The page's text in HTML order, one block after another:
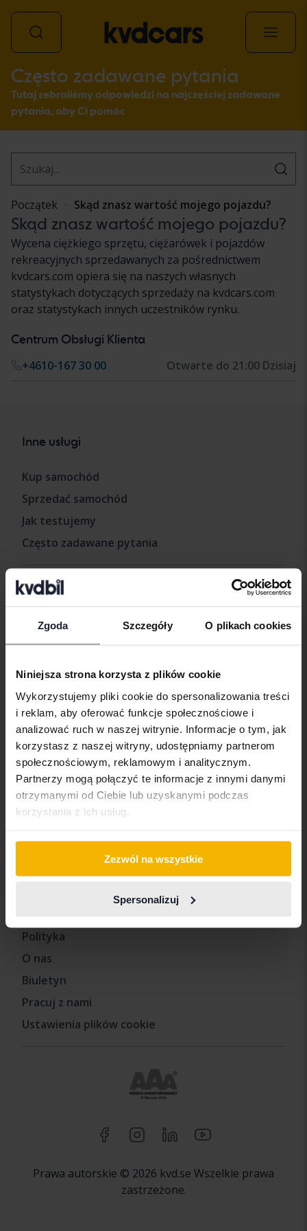
Zgoda Szczegóły O plikach cookies
Niniejsza strona korzysta z plików cookie
Wykorzystujemy pliki cookie do spersonalizowania treści
i reklam, aby oferować funkcje społecznościowe i
analizować ruch w naszej witrynie. Informacje o tym, jak
korzystasz z naszej witryny, udostępniamy partnerom
społecznościowym, reklamowym i analitycznym.
Partnerzy mogą połączyć te informacje z innymi danymi
otrzymanymi od Ciebie lub uzyskanymi podczas
korzystania z ich usług.
Zezwól na wszystkie
Spersonalizuj
Wszystkie pojazdy
Często zadawane pytania
Tutaj zebraliśmy odpowiedzi na najczęściej zadawane
pytania, aby Ci pomóc
Początek Skąd znasz wartość mojego pojazdu?
Skąd znasz wartość mojego pojazdu?
Wycena ciężkiego sprzętu, ciężarówek i pojazdów
rekreacyjnych sprzedawanych za pośrednictwem
kvdcars.com opiera się na naszych własnych
statystykach dotyczących sprzedaży na kvdcars.com
oraz statystykach innych uczestników rynku.
Centrum Obsługi Klienta
+4610-167 30 00 Otwarte do 21:00 Dzisiaj
Inne usługi
Kup samochód
Sprzedać samochód
Jak testujemy
Często zadawane pytania
Nasze usługi
Import
Pożyczki i gwarancja na samochód
Ubezpieczenie samochodu
Transport samochodu
Odbieramy samochód, który sprzedajesz
O Kvdcars
Skontaktuj się z nami
Gdzie znaleźć Kvdcars
Zasady i warunki
Polityka
O nas
Biuletyn
Pracuj z nami
Ustawienia plików cookie
Prawa autorskie © 2026 kvd.se Wszelkie prawa
zastrzeżone.